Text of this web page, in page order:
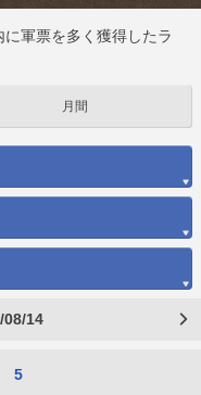
軍票を多く獲得したラ
月間
08/14
5